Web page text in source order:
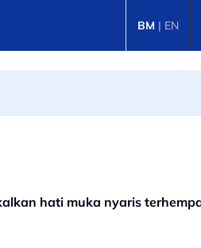
BM | EN
hati muka nyaris